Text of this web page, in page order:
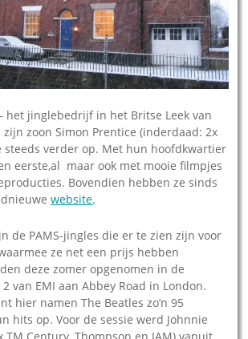
het jinglebedrijf in het Britse Leek van
zijn zoon Simon Prentice (inderdaad: 2x
steeds verder op. Met hun hoofdkwartier
eerste,al maar ook met mooie filmpjes
Bovendien hebben ze sinds
website.
de PAMS-jingles die er te zien zijn voor
ze net een prijs hebben
deze zomer opgenomen in de
van EMI aan Abbey Road in London.
hier namen The Beatles zo’n 95
hits op. Voor de sessie werd Johnnie